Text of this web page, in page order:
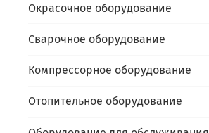
Окрасочное оборудование
Сварочное оборудование
Компрессорное оборудование
Отопительное оборудование